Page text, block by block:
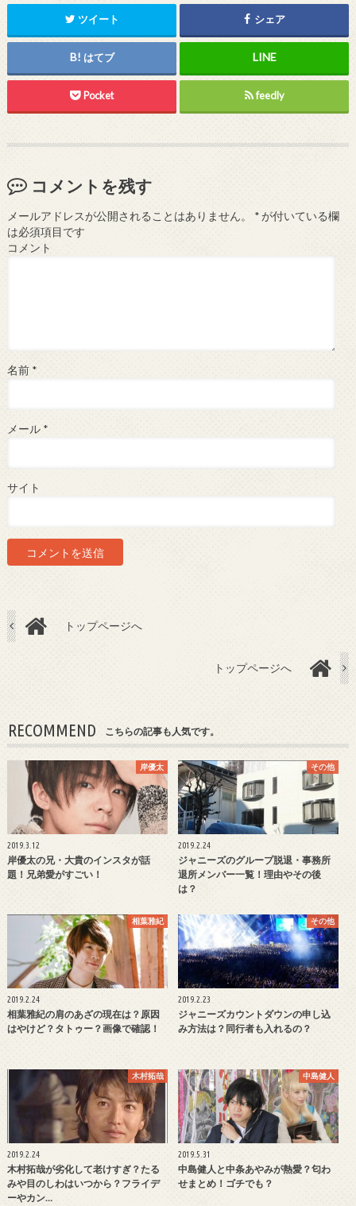
ツイート シェア
はてブ
Pocket feedly
コメントを残す
メールアドレスが公開されることはありません。 *が付いている欄
は必須項目です
コメント
名前 *
メール *
サイト
トップページへ
トップページへ
RECOMMEND こちらの記事も人気です。
岸優太
2019.3.12
岸優太の兄・大貴のインスタが話
題！兄弟愛がすごい！
その他
2019.2.24
ジャニーズのグループ脱退・事務所
退所メンバー一覧！理由やその後
は？
相葉雅紀
2019.2.24
相葉雅紀の肩のあざの現在は？原因
はやけど？タトゥー？画像で確認！
その他
2019.2.23
ジャニーズカウントダウンの申し込
み方法は？同行者も入れるの？
木村拓哉
2019.2.24
木村拓哉が劣化して老けすぎ？たる
みや目のしわはいつから？フライデ
ーやカン…
中島健人
2019.5.31
中島健人と中条あやみが熱愛？匂わ
せまとめ！ゴチでも？